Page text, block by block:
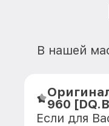
В нашей
960
Если для